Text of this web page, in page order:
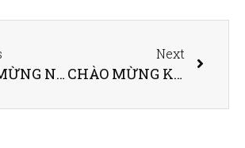
CHÀO MỪNG NGÀY GIẢI PHÓNG MIỀN NAM, THỐNG NHẤT ĐẤT NƯỚC 30/4 VÀ QUỐC TẾ LAO ĐỘNG 1/5
Next
CHÀO MỪNG KỶ NIỆM 78 NĂM NGÀY CÁCH MẠNG THÁNG TÁM (19/8/1945-19/8/2023) VÀ QUỐC KHÁNH NƯỚC CỘNG HÒA XÃ HỘI CHỦ NGHĨA VIỆT NAM (02/9/1945-02/9/2023)